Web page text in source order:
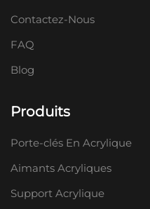
Contactez-Nous
FAQ
Blog
Produits
Porte-clés En Acrylique
Aimants Acryliques
Support Acrylique